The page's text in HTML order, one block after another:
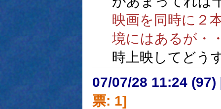
映画を同時に２
境にはあるが・
時上映してどう
07/07/28 11:24 (97)
票: 1]